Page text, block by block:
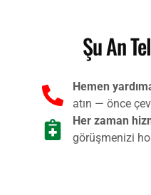
Şu An
Hemen
atın — önce
Her zaman
görüşmenizi